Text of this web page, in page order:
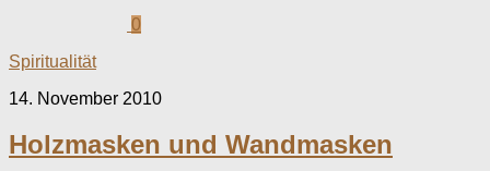
0
Spiritualität
14. November 2010
Holzmasken und Wandmasken